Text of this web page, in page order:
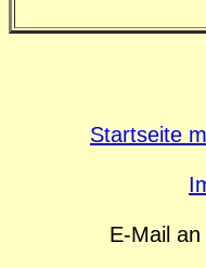
Startseite
E-Mail an